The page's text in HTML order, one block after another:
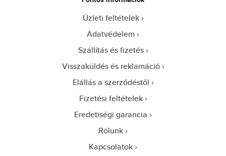
Üzleti feltételek
Adatvédelem
Szállítás és fizetés
Visszaküldés és reklamáció
Elállás a szerződéstől
Fizetési feltételek
Eredetiségi garancia
Rólunk
Kapcsolatok